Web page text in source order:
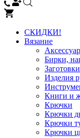
СКИДКИ!
Вязание
Бирки,
Изделия
Книги и
Крючки
Крючки
Крючки
Крючки